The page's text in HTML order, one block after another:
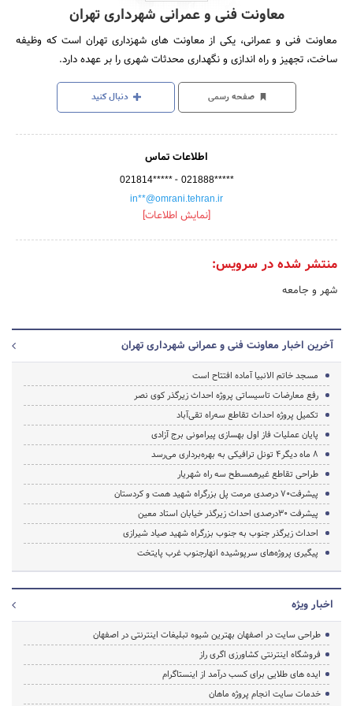
معاونت فنی و عمرانی شهرداری تهران
معاونت فنی و عمرانی، یکی از معاونت های شهزداری تهران است که وظیفه
ساخت، تجهیز و راه اندازی و نگهداری محدثات شهری را بر عهده دارد.
صفحه رسمی دنبال کنید
اطلاعات تماس
021814***** - 021888*****
in**@omrani.tehran.ir
[نمایش اطلاعات]
منتشر شده در سرویس:
شهر و جامعه
آخرین اخبار معاونت فنی و عمرانی شهرداری تهران
مسجد خاتم الانبیا آماده افتتاح است
رفع معارضات تاسیساتی پروژه احداث زیرگذر کوی نصر
تکمیل پروژه احداث تقاطع سه‌راه تقی‌آباد
پایان عملیات فاز اول بهسازی پیرامونی برج آزادی
8 ماه دیگر4 تونل ترافیکی به بهره‌برداری می‌رسد
طراحی تقاطع غیرهمسطح سه راه شهریار
پیشرفت70 درصدی مرمت پل بزرگراه‌ شهید همت و کردستان
پیشرفت 30درصدی احداث زیرگذر خیابان استاد معین
احداث زیرگذر جنوب به جنوب بزرگراه شهید صیاد شیرازی
پیگیری پروژه‌های سرپوشیده‌ انهارجنوب غرب پایتخت
اخبار ویژه
طراحی سایت در اصفهان بهترین شیوه تبلیغات اینترنتی در اصفهان
فروشگاه اینترنتی کشاورزی اگری راز
ایده های طلایی برای کسب درآمد از اینستاگرام
خدمات سایت انجام پروژه ماهان